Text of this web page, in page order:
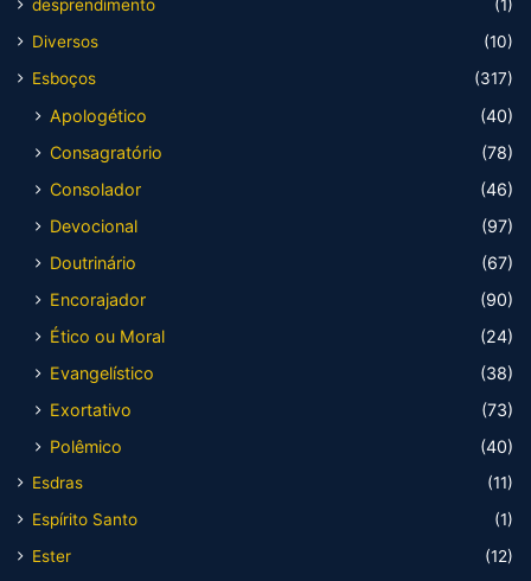
desprendimento
(1)
Diversos
(10)
Esboços
(317)
Apologético
(40)
Consagratório
(78)
Consolador
(46)
Devocional
(97)
Doutrinário
(67)
Encorajador
(90)
Ético ou Moral
(24)
Evangelístico
(38)
Exortativo
(73)
Polêmico
(40)
Esdras
(11)
Espírito Santo
(1)
Ester
(12)